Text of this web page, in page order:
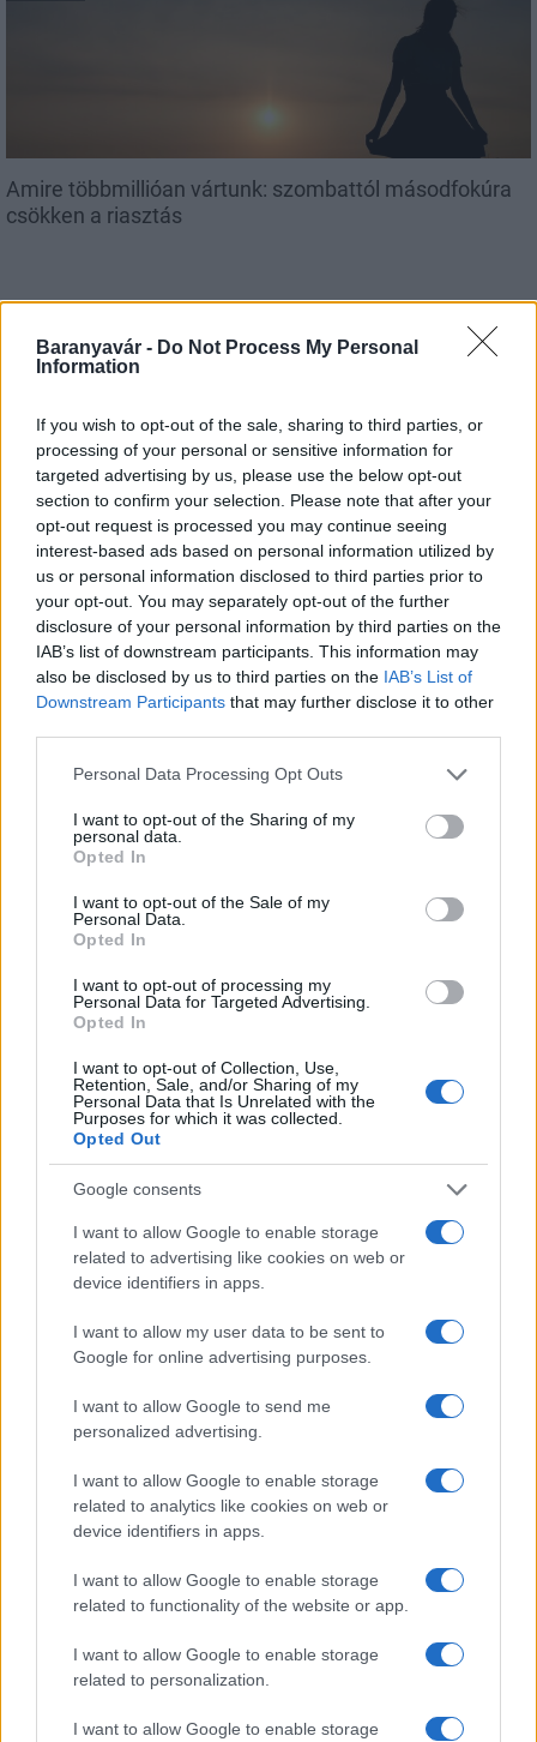
Baranyavár - Do Not Process My Personal
Information
If you wish to opt-out of the sale, sharing to third parties, or
processing of your personal or sensitive information for
targeted advertising by us, please use the below opt-out
section to confirm your selection. Please note that after your
opt-out request is processed you may continue seeing
interest-based ads based on personal information utilized by
us or personal information disclosed to third parties prior to
your opt-out. You may separately opt-out of the further
disclosure of your personal information by third parties on the
IAB’s list of downstream participants. This information may
also be disclosed by us to third parties on the IAB’s List of
Downstream Participants that may further disclose it to other
Please note that this website/app uses one or more Google
not limited to your visit or usage behaviour. You may click to
grant or deny consent to Google and its third-party tags to
use your data for below specified purposes in below Google
consent section.
Personal Data Processing Opt Outs
I want to opt-out of the Sharing of my
personal data.
Opted In
I want to opt-out of the Sale of my
Personal Data.
Opted In
I want to opt-out of processing my
Personal Data for Targeted Advertising.
Opted In
I want to opt-out of Collection, Use,
Retention, Sale, and/or Sharing of my
Personal Data that Is Unrelated with the
Purposes for which it was collected.
Opted Out
Google consents
I want to allow Google to enable storage
related to advertising like cookies on web or
device identifiers in apps.
I want to allow my user data to be sent to
Google for online advertising purposes.
I want to allow Google to send me
personalized advertising.
I want to allow Google to enable storage
related to analytics like cookies on web or
device identifiers in apps.
I want to allow Google to enable storage
related to functionality of the website or app.
I want to allow Google to enable storage
related to personalization.
I want to allow Google to enable storage
Amire többmillióan vártunk: szombattól másodfokúra
csökken a riasztás
Országos hírek
Kecskeméten is szakirányú továbbképzésekkel erősít a
Gál Ferenc Egyetem
A lakosságra is fontos szerep hárul a
szúnyoginvázió elkerülésében
Országos hírek
Miért éri meg Afrikában utat építeni?
Minden, amit a GED Afrika projektről
tudni kell
Kihívások labirintusában
Országos hírek
felhasználta az emberiség a Föld egész
évre elegendő erőforrásait
HÍRLEVÉL
E-mail cím